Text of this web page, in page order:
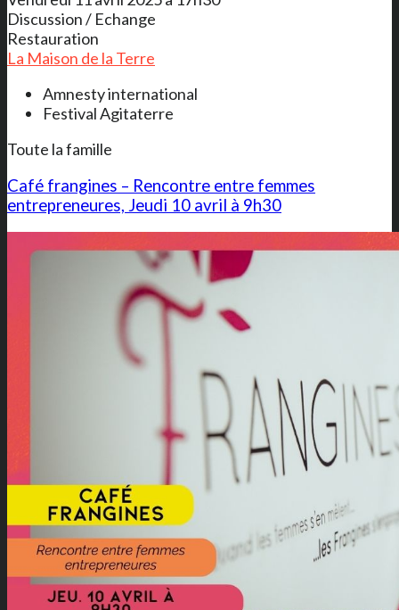
Discussion / Echange
Restauration
La Maison de la Terre
Amnesty international
Festival Agitaterre
Toute la famille
Café frangines – Rencontre entre femmes
entrepreneures, Jeudi 10 avril à 9h30